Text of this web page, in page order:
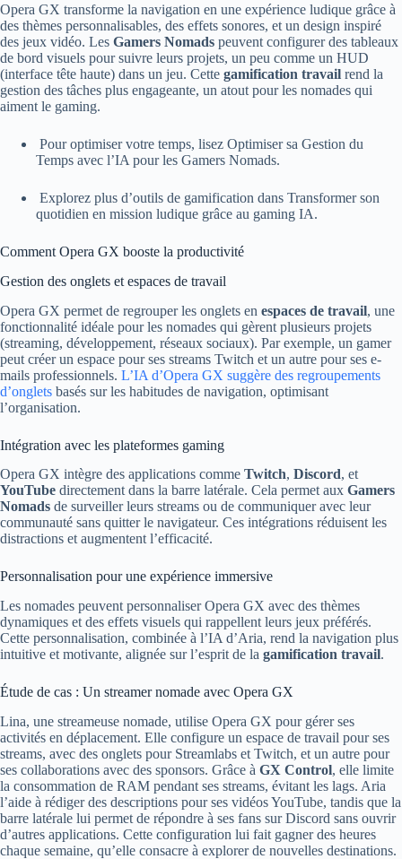
Opera GX transforme la navigation en une expérience ludique grâce à
des thèmes personnalisables, des effets sonores, et un design inspiré
des jeux vidéo. Les Gamers Nomads peuvent configurer des tableaux
de bord visuels pour suivre leurs projets, un peu comme un HUD
(interface tête haute) dans un jeu. Cette gamification travail rend la
gestion des tâches plus engageante, un atout pour les nomades qui
aiment le gaming.
Pour optimiser votre temps, lisez Optimiser sa Gestion du
Temps avec l’IA pour les Gamers Nomads.
Explorez plus d’outils de gamification dans Transformer son
quotidien en mission ludique grâce au gaming IA.
Comment Opera GX booste la productivité
Gestion des onglets et espaces de travail
Opera GX permet de regrouper les onglets en espaces de travail, une
fonctionnalité idéale pour les nomades qui gèrent plusieurs projets
(streaming, développement, réseaux sociaux). Par exemple, un gamer
peut créer un espace pour ses streams Twitch et un autre pour ses e-
mails professionnels. L’IA d’Opera GX suggère des regroupements
d’onglets basés sur les habitudes de navigation, optimisant
l’organisation.
Intégration avec les plateformes gaming
Opera GX intègre des applications comme Twitch, Discord, et
YouTube directement dans la barre latérale. Cela permet aux Gamers
Nomads de surveiller leurs streams ou de communiquer avec leur
communauté sans quitter le navigateur. Ces intégrations réduisent les
distractions et augmentent l’efficacité.
Personnalisation pour une expérience immersive
Les nomades peuvent personnaliser Opera GX avec des thèmes
dynamiques et des effets visuels qui rappellent leurs jeux préférés.
Cette personnalisation, combinée à l’IA d’Aria, rend la navigation plus
intuitive et motivante, alignée sur l’esprit de la gamification travail.
Étude de cas : Un streamer nomade avec Opera GX
Lina, une streameuse nomade, utilise Opera GX pour gérer ses
activités en déplacement. Elle configure un espace de travail pour ses
streams, avec des onglets pour Streamlabs et Twitch, et un autre pour
ses collaborations avec des sponsors. Grâce à GX Control, elle limite
la consommation de RAM pendant ses streams, évitant les lags. Aria
l’aide à rédiger des descriptions pour ses vidéos YouTube, tandis que la
barre latérale lui permet de répondre à ses fans sur Discord sans ouvrir
d’autres applications. Cette configuration lui fait gagner des heures
chaque semaine, qu’elle consacre à explorer de nouvelles destinations.